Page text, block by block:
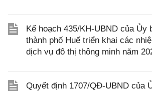
Kế hoạch 435/KH-UBND của Ủy
thành phố Huế triển khai các
dịch vụ đô thị thông minh năm
Quyết định 1707/QĐ-UBND của